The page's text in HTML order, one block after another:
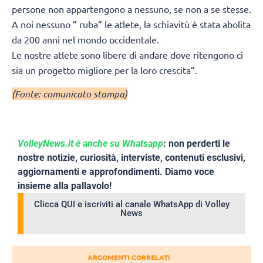
persone non appartengono a nessuno, se non a se stesse.
A noi nessuno ” ruba” le atlete, la schiavitù è stata abolita
da 200 anni nel mondo occidentale.
Le nostre atlete sono libere di andare dove ritengono ci
sia un progetto migliore per la loro crescita”.
(Fonte: comunicato stampa)
VolleyNews.it è anche su Whatsapp: non perderti le
nostre notizie, curiosità, interviste, contenuti esclusivi,
aggiornamenti e approfondimenti. Diamo voce
insieme alla pallavolo!
Clicca QUI e iscriviti al canale WhatsApp di Volley
News
ARGOMENTI CORRELATI